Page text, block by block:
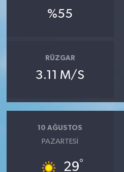
%55
RÜZGAR
3.11 M/S
10 AĞUSTOS
PAZARTESI
29°